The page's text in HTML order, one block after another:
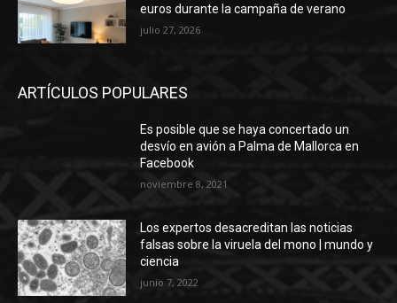
euros durante la campaña de verano
julio 27, 2026
ARTÍCULOS POPULARES
Es posible que se haya concertado un
desvío en avión a Palma de Mallorca en
Facebook
noviembre 8, 2021
Los expertos desacreditan las noticias
falsas sobre la viruela del mono | mundo y
ciencia
junio 7, 2022